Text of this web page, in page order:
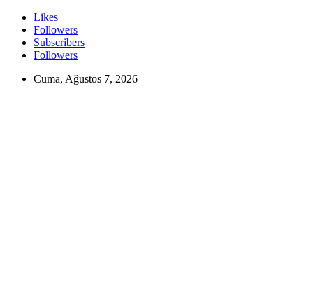
Likes
Followers
Subscribers
Followers
Cuma, Ağustos 7, 2026